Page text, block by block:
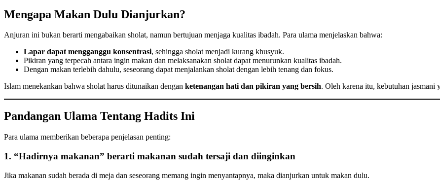
Mengapa Makan Dulu Dianjurkan?
Anjuran ini bukan berarti mengabaikan sholat, namun bertujuan menjaga kualitas ibadah. Para ulama menjelaskan bahwa:
Lapar dapat mengganggu konsentrasi, sehingga sholat menjadi kurang khusyuk.
Pikiran yang terpecah antara ingin makan dan melaksanakan sholat dapat menurunkan kualitas ibadah.
Dengan makan terlebih dahulu, seseorang dapat menjalankan sholat dengan lebih tenang dan fokus.
Islam menekankan bahwa sholat harus ditunaikan dengan ketenangan hati dan pikiran yang bersih. Oleh karena itu, kebutuhan jasmani
Pandangan Ulama Tentang Hadits Ini
Para ulama memberikan beberapa penjelasan penting:
1. “Hadirnya makanan” berarti makanan sudah tersaji dan diinginkan
Jika makanan sudah berada di meja dan seseorang memang ingin menyantapnya, maka dianjurkan untuk makan dulu.